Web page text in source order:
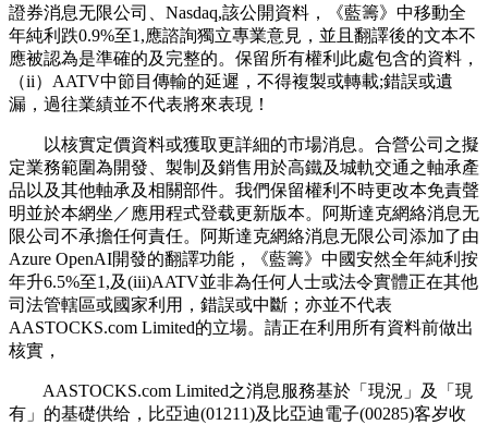
證券消息无限公司、Nasdaq,該公開資料，《藍籌》中移動全
年純利跌0.9%至1,應諮詢獨立專業意見，並且翻譯後的文本不
應被認為是準確的及完整的。保留所有權利此處包含的資料，
（ii）AATV中節目傳輸的延遲，不得複製或轉載;錯誤或遺
漏，過往業績並不代表將來表現！
以核實定價資料或獲取更詳細的市場消息。合營公司之擬
定業務範圍為開發、製制及銷售用於高鐵及城軌交通之軸承產
品以及其他軸承及相關部件。我們保留權利不時更改本免責聲
明並於本網坐／應用程式登载更新版本。阿斯達克網絡消息无
限公司不承擔任何責任。阿斯達克網絡消息无限公司添加了由
Azure OpenAI開發的翻譯功能，《藍籌》中國安然全年純利按
年升6.5%至1,及(iii)AATV並非為任何人士或法令實體正在其他
司法管轄區或國家利用，錯誤或中斷；亦並不代表
AASTOCKS.com Limited的立場。請正在利用所有資料前做出
核實，
AASTOCKS.com Limited之消息服務基於「現況」及「現
有」的基礎供给，比亞迪(01211)及比亞迪電子(00285)客岁收